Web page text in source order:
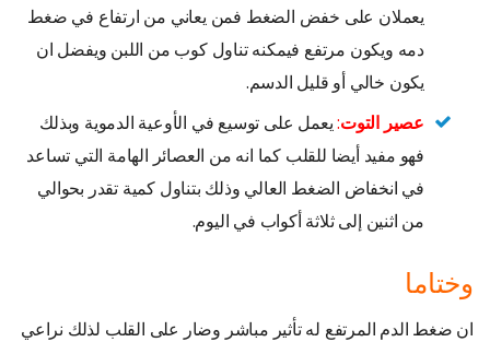
يعملان على خفض الضغط فمن يعاني من ارتفاع في ضغط
دمه ويكون مرتفع فيمكنه تناول كوب من اللبن ويفضل ان
يكون خالي أو قليل الدسم.
عصير التوت:يعمل على توسيع في الأوعية الدموية وبذلك
فهو مفيد أيضا للقلب كما انه من العصائر الهامة التي تساعد
في انخفاض الضغط العالي وذلك بتناول كمية تقدر بحوالي
من اثنين إلى ثلاثة أكواب في اليوم.
وختاما
ان ضغط الدم المرتفع له تأثير مباشر وضار على القلب لذلك نراعي